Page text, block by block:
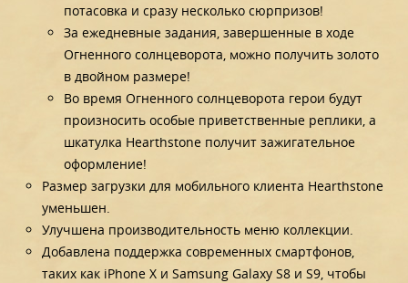
потасовка и сразу несколько сюрпризов!
За ежедневные задания, завершенные в ходе
Огненного солнцеворота, можно получить золото
в двойном размере!
Во время Огненного солнцеворота герои будут
произносить особые приветственные реплики, а
шкатулка Hearthstone получит зажигательное
оформление!
Размер загрузки для мобильного клиента Hearthstone
уменьшен.
Улучшена производительность меню коллекции.
Добавлена поддержка современных смартфонов,
таких как iPhone X и Samsung Galaxy S8 и S9, чтобы